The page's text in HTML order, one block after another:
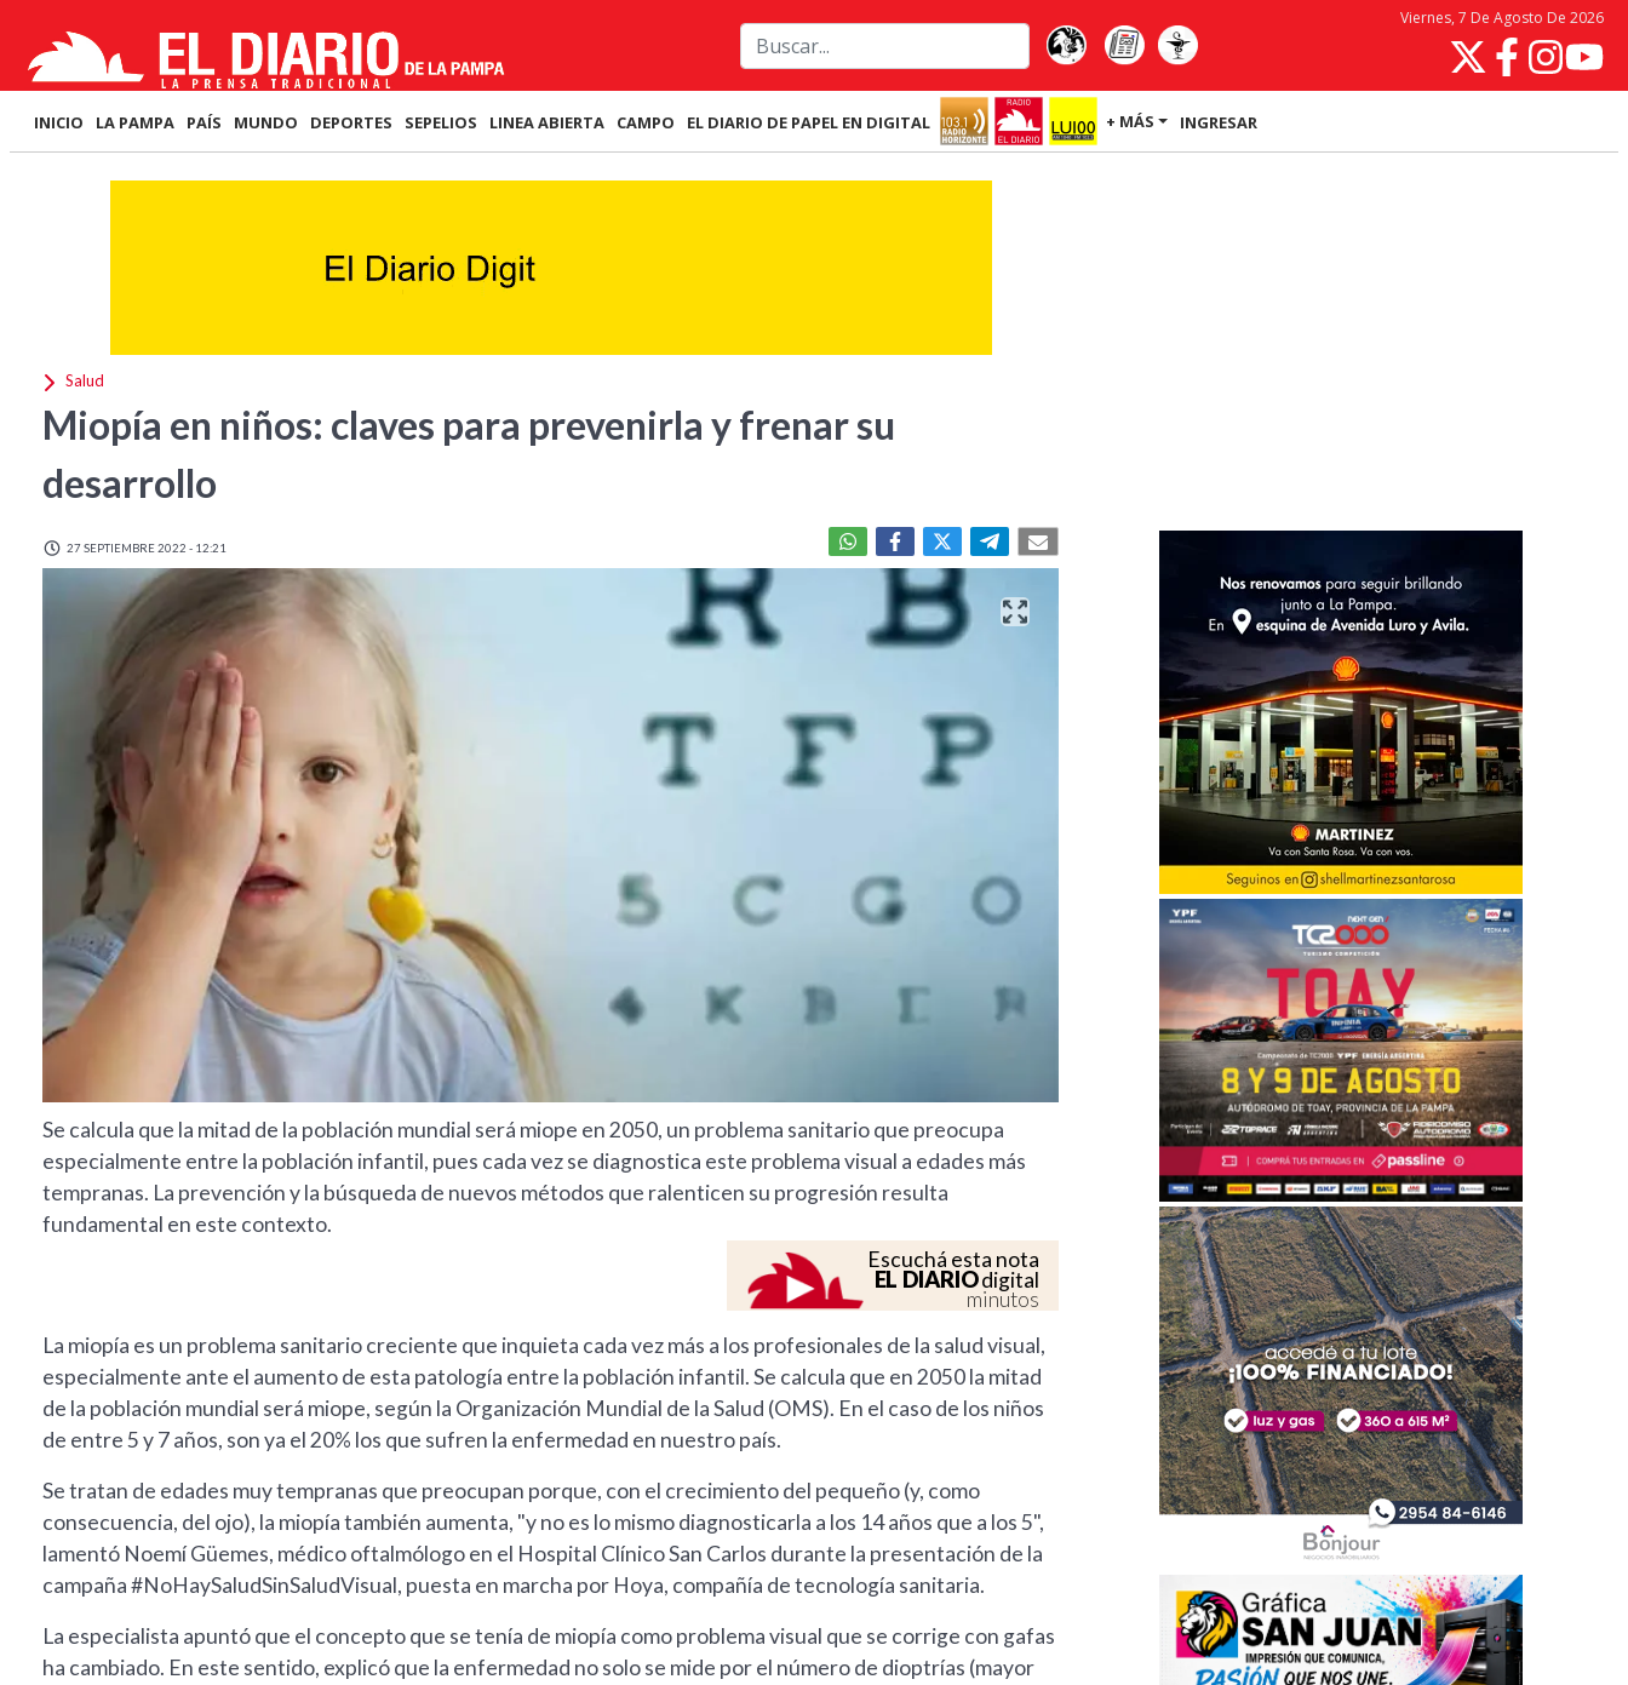
Viernes, 7 De Agosto De 2026
INICIO LA PAMPA PAÍS MUNDO DEPORTES SEPELIOS LINEA ABIERTA CAMPO EL DIARIO DE PAPEL EN DIGITAL + MÁS INGRESAR
Salud
Miopía en niños: claves para prevenirla y frenar su
desarrollo
27 SEPTIEMBRE 2022 - 12:21
Se calcula que la mitad de la población mundial será miope en 2050, un problema sanitario que preocupa
especialmente entre la población infantil, pues cada vez se diagnostica este problema visual a edades más
tempranas. La prevención y la búsqueda de nuevos métodos que ralenticen su progresión resulta
fundamental en este contexto.
Escuchá esta nota
EL DIARIOdigital
minutos
La miopía es un problema sanitario creciente que inquieta cada vez más a los profesionales de la salud visual,
especialmente ante el aumento de esta patología entre la población infantil. Se calcula que en 2050 la mitad
de la población mundial será miope, según la Organización Mundial de la Salud (OMS). En el caso de los niños
de entre 5 y 7 años, son ya el 20% los que sufren la enfermedad en nuestro país.
Se tratan de edades muy tempranas que preocupan porque, con el crecimiento del pequeño (y, como
consecuencia, del ojo), la miopía también aumenta, "y no es lo mismo diagnosticarla a los 14 años que a los 5",
lamentó Noemí Güemes, médico oftalmólogo en el Hospital Clínico San Carlos durante la presentación de la
campaña #NoHaySaludSinSaludVisual, puesta en marcha por Hoya, compañía de tecnología sanitaria.
La especialista apuntó que el concepto que se tenía de miopía como problema visual que se corrige con gafas
ha cambiado. En este sentido, explicó que la enfermedad no solo se mide por el número de dioptrías (mayor